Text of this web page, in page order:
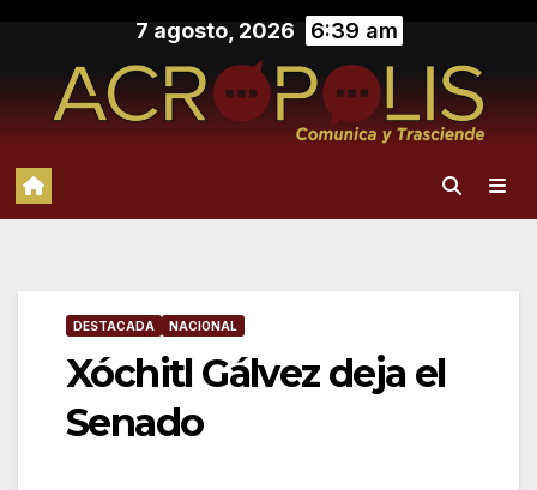
contenido
7 agosto, 2026 6:39 am
DESTACADA NACIONAL
Xóchitl Gálvez deja el
Senado